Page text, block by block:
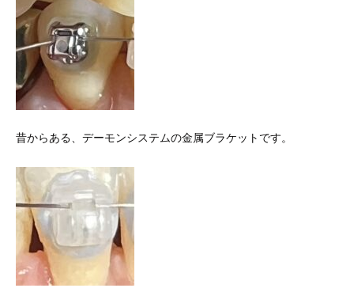
昔からある、デーモンシステムの金属ブラケットです。